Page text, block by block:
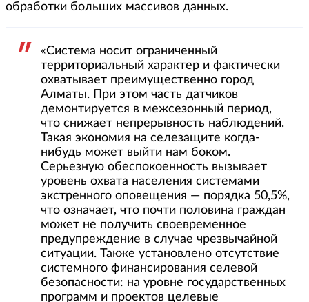
обработки больших массивов данных.
«Система носит ограниченный
территориальный характер и фактически
охватывает преимущественно город
Алматы. При этом часть датчиков
демонтируется в межсезонный период,
что снижает непрерывность наблюдений.
Такая экономия на селезащите когда-
нибудь может выйти нам боком.
Серьезную обеспокоенность вызывает
уровень охвата населения системами
экстренного оповещения — порядка 50,5%,
что означает, что почти половина граждан
может не получить своевременное
предупреждение в случае чрезвычайной
ситуации. Также установлено отсутствие
системного финансирования селевой
безопасности: на уровне государственных
программ и проектов целевые